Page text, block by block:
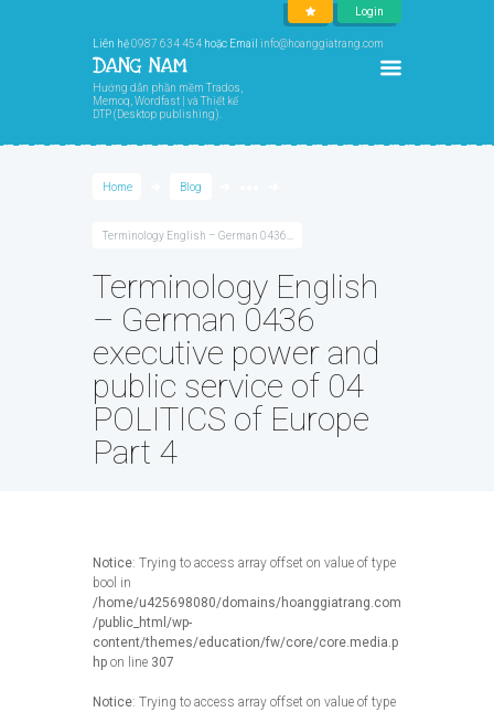
Login
Liên hệ0987 634 454 hoặc Email info@hoanggiatrang.com
Hướng dẫn phần mềm Trados,
Memoq, Wordfast | và Thiết kế
DTP (Desktop publishing).
Home Blog
Terminology English – German 0436...
Terminology English
– German 0436
executive power and
public service of 04
POLITICS of Europe
Part 4
Notice: Trying to access array offset on value of type
bool in
/home/u425698080/domains/hoanggiatrang.com
/public_html/wp-
content/themes/education/fw/core/core.media.p
hp on line 307
Notice: Trying to access array offset on value of type